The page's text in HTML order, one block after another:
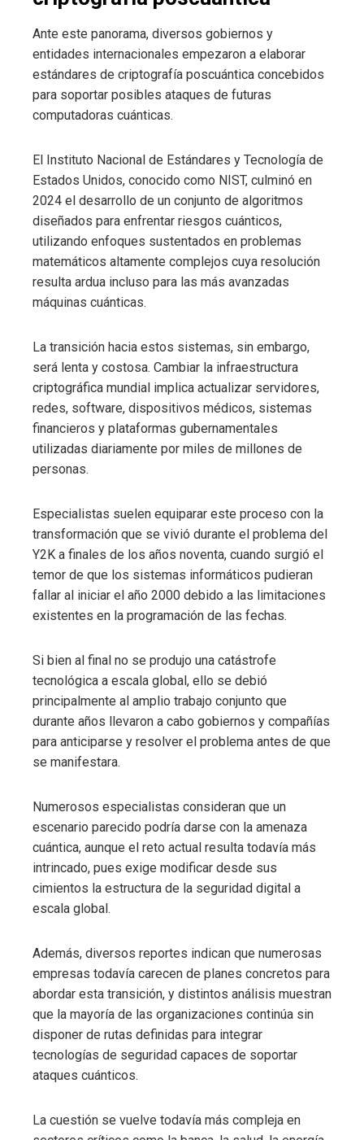
Ante este panorama, diversos gobiernos y
entidades internacionales empezaron a elaborar
estándares de criptografía poscuántica concebidos
para soportar posibles ataques de futuras
computadoras cuánticas.
El Instituto Nacional de Estándares y Tecnología de
Estados Unidos, conocido como NIST, culminó en
2024 el desarrollo de un conjunto de algoritmos
diseñados para enfrentar riesgos cuánticos,
utilizando enfoques sustentados en problemas
matemáticos altamente complejos cuya resolución
resulta ardua incluso para las más avanzadas
máquinas cuánticas.
La transición hacia estos sistemas, sin embargo,
será lenta y costosa. Cambiar la infraestructura
criptográfica mundial implica actualizar servidores,
redes, software, dispositivos médicos, sistemas
financieros y plataformas gubernamentales
utilizadas diariamente por miles de millones de
personas.
Especialistas suelen equiparar este proceso con la
transformación que se vivió durante el problema del
Y2K a finales de los años noventa, cuando surgió el
temor de que los sistemas informáticos pudieran
fallar al iniciar el año 2000 debido a las limitaciones
existentes en la programación de las fechas.
Si bien al final no se produjo una catástrofe
tecnológica a escala global, ello se debió
principalmente al amplio trabajo conjunto que
durante años llevaron a cabo gobiernos y compañías
para anticiparse y resolver el problema antes de que
se manifestara.
Numerosos especialistas consideran que un
escenario parecido podría darse con la amenaza
cuántica, aunque el reto actual resulta todavía más
intrincado, pues exige modificar desde sus
cimientos la estructura de la seguridad digital a
escala global.
Además, diversos reportes indican que numerosas
empresas todavía carecen de planes concretos para
abordar esta transición, y distintos análisis muestran
que la mayoría de las organizaciones continúa sin
disponer de rutas definidas para integrar
tecnologías de seguridad capaces de soportar
ataques cuánticos.
La cuestión se vuelve todavía más compleja en